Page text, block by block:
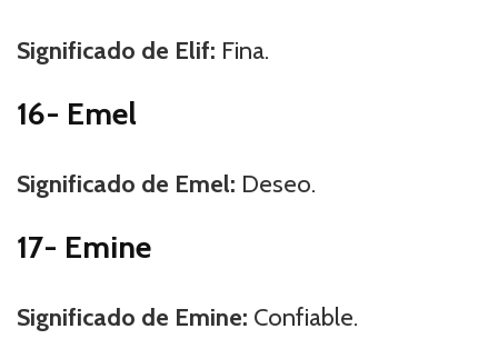
Significado de Elif: Fina.
16- Emel
Significado de Emel: Deseo.
17- Emine
Significado de Emine: Confiable.